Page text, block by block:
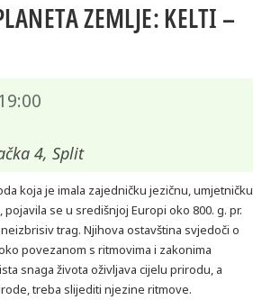
ZEMLJE: KELTI –
4, Split
a koja je imala zajedničku jezičnu, umjetničku
se u središnjoj Europi oko 800. g. pr.
trag. Njihova ostavština svjedoči o
povezanom s ritmovima i zakonima
snaga života oživljava cijelu prirodu, a
treba slijediti njezine ritmove.